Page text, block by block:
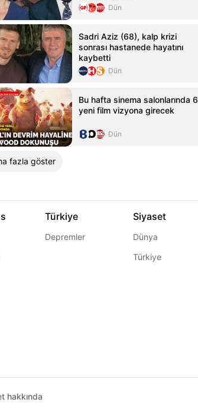
Dün
Sadri Aziz (68), kalp krizi
sonrası hastanede hayatını
kaybetti
Dün
Bu hafta sinema salonlarında 6
yeni film vizyona girecek
Dün
fazla göster
Türkiye
Depremler
Siyaset
Dünya
Türkiye
hakkında